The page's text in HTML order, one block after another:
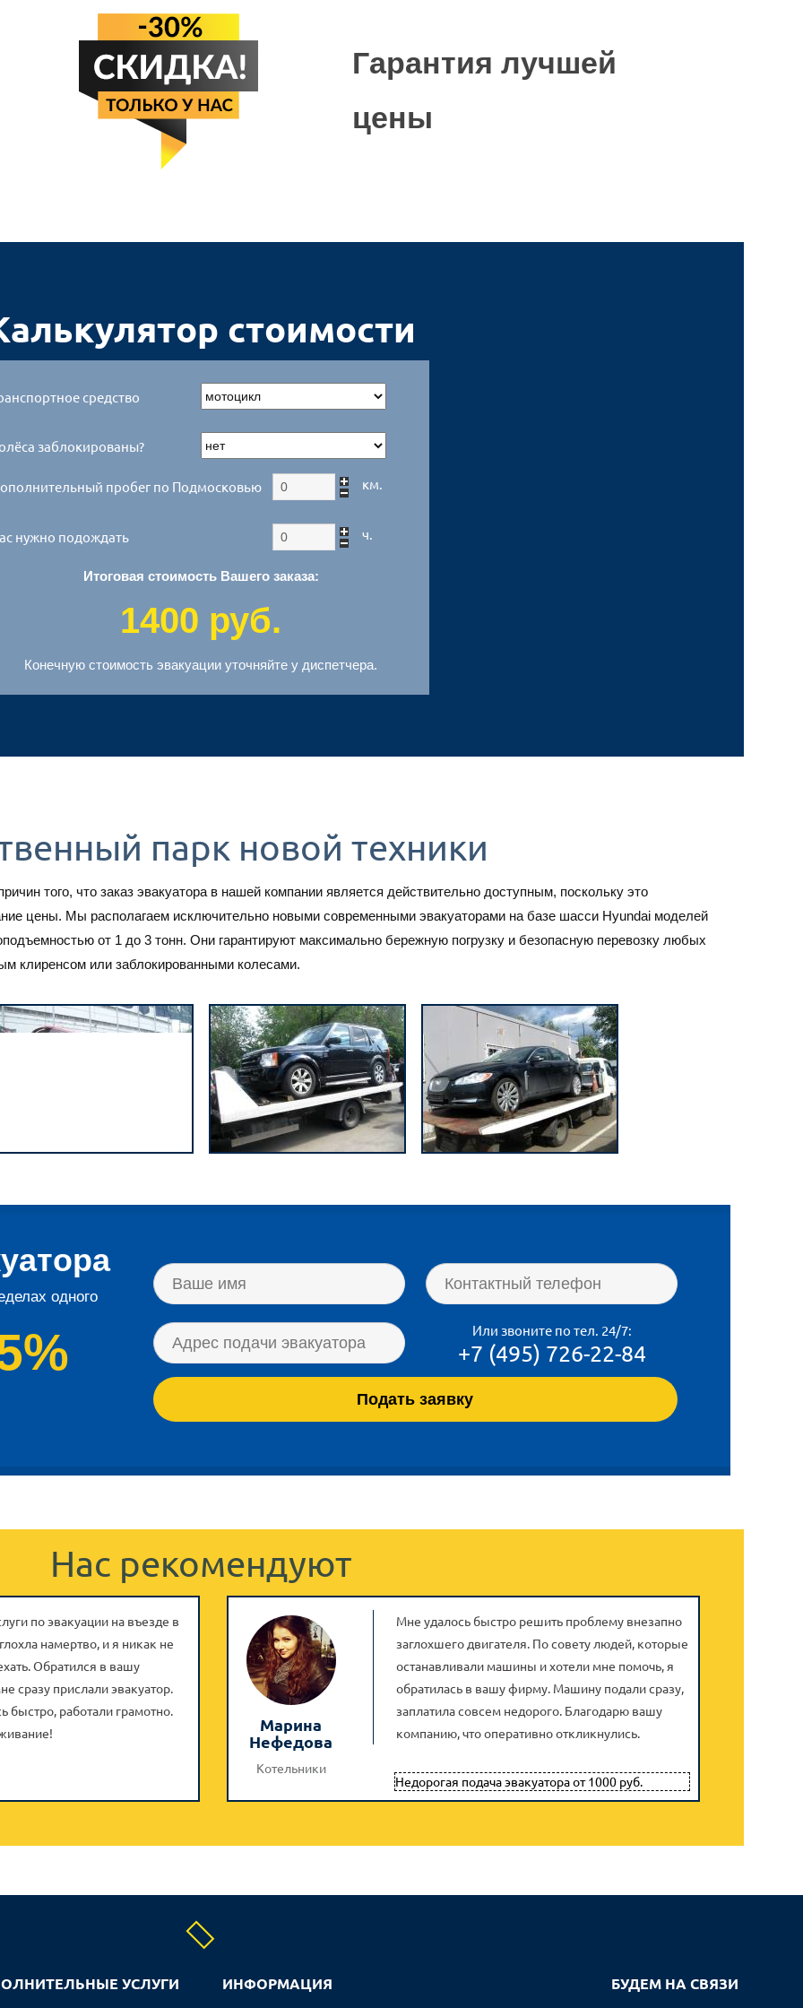
Гарантия лучшей
цены
стоимости
средство
заблокированы?
пробег по Подмосковью км.
нужно подождать ч.
Итоговая стоимость Вашего заказа:
1400 руб.
Конечную стоимость эвакуации уточняйте у диспетчера.
парк новой техники
того, что заказ эвакуатора в нашей компании является действительно доступным, поскольку это
цены. Мы располагаем исключительно новыми современными эвакуаторами на базе шасси Hyundai моделей
от 1 до 3 тонн. Они гарантируют максимально бережную погрузку и безопасную перевозку любых
клиренсом или заблокированными колесами.
одного
Или звоните по тел. 24/7:
+7 (495) 726-22-84
Нас рекомендуют
по эвакуации на въезде в
намертво, и я никак не
Обратился в вашу
сразу прислали эвакуатор.
быстро, работали грамотно.
Марина
Нефедова
Котельники
Мне удалось быстро решить проблему внезапно
заглохшего двигателя. По совету людей, которые
останавливали машины и хотели мне помочь, я
обратилась в вашу фирму. Машину подали сразу,
заплатила совсем недорого. Благодарю вашу
компанию, что оперативно откликнулись.
Недорогая подача эвакуатора от 1000 руб.
УСЛУГИ ИНФОРМАЦИЯ БУДЕМ НА СВЯЗИ